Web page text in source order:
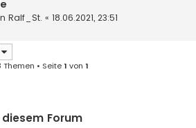
Ralf_St. « 18.06.2021, 23:51
Themen • Seite1 von 1
Forum